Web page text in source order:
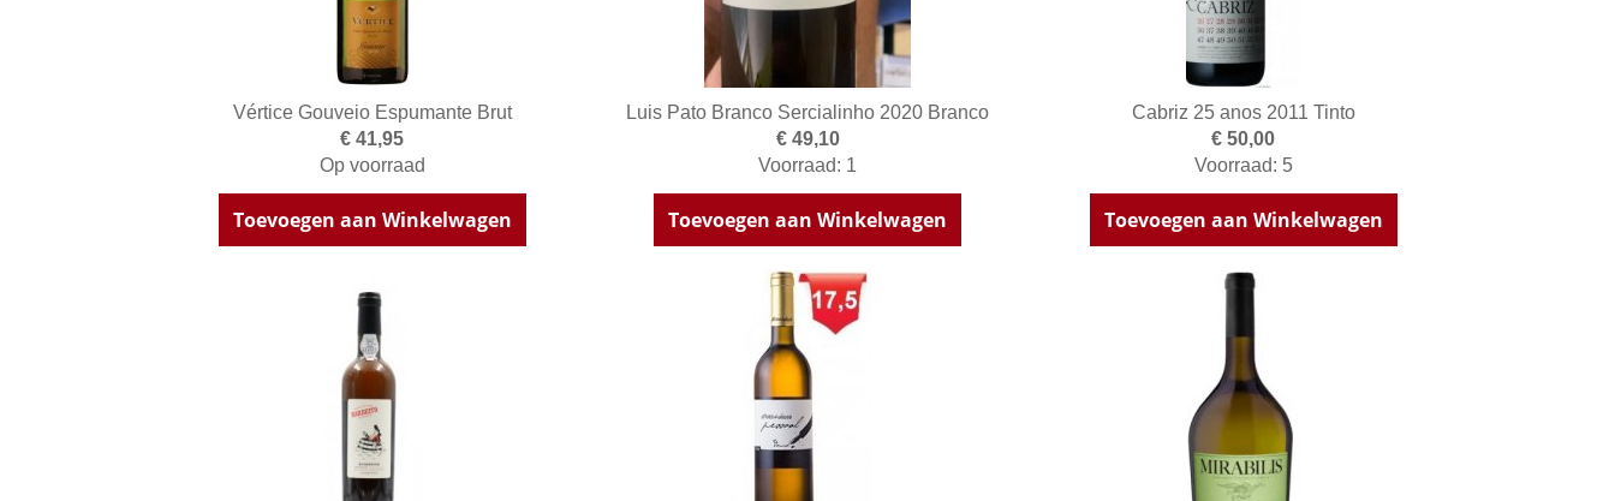
Vértice Gouveio Espumante Brut
€ 41,95
Op voorraad
Toevoegen aan Winkelwagen
Luis Pato Branco Sercialinho 2020 Branco
€ 49,10
Voorraad: 1
Toevoegen aan Winkelwagen
Cabriz 25 anos 2011 Tinto
€ 50,00
Voorraad: 5
Toevoegen aan Winkelwagen